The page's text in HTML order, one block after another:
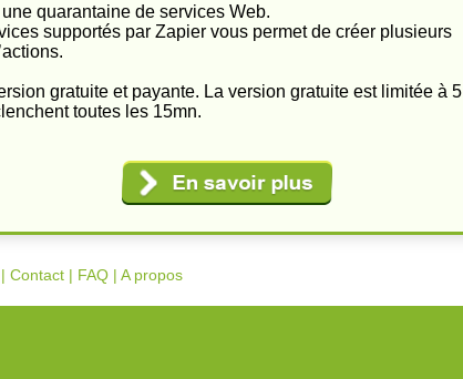
quarantaine de services Web.
supportés par Zapier vous permet de créer plusieurs
gratuite et payante. La version gratuite est limitée à 5
toutes les 15mn.
| Contact | FAQ | A propos